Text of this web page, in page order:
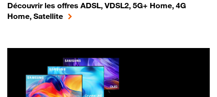
Découvrir les offres ADSL, VDSL2, 5G+ Home, 4G
Home, Satellite